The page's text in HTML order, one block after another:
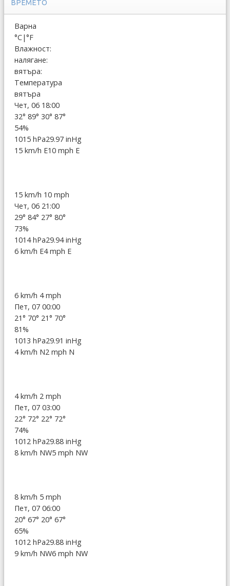
ВРЕМЕТО
Варна
°C|°F
Влажност:
налягане:
вятъра:
Температура
вятъра
Чет, 06 18:00
32° 89° 30° 87°
54%
1015 hPa29.97 inHg
15 km/h E10 mph E
15 km/h 10 mph
Чет, 06 21:00
29° 84° 27° 80°
73%
1014 hPa29.94 inHg
6 km/h E4 mph E
6 km/h 4 mph
Пет, 07 00:00
21° 70° 21° 70°
81%
1013 hPa29.91 inHg
4 km/h N2 mph N
4 km/h 2 mph
Пет, 07 03:00
22° 72° 22° 72°
74%
1012 hPa29.88 inHg
8 km/h NW5 mph NW
8 km/h 5 mph
Пет, 07 06:00
20° 67° 20° 67°
65%
1012 hPa29.88 inHg
9 km/h NW6 mph NW